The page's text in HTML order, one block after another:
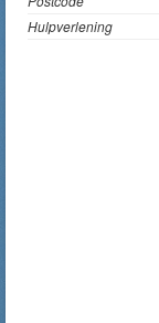
Hulpverlening